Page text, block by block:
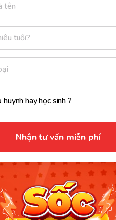
Nhận tư vấn miễn phí
between:đánh dấu sự
trao lời chúc